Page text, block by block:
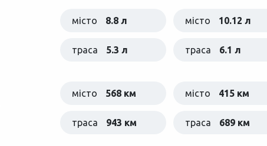
місто 8.8 л місто 10.12 л
траса 5.3 л траса 6.1 л
місто 568 км місто 415 км
траса 943 км траса 689 км